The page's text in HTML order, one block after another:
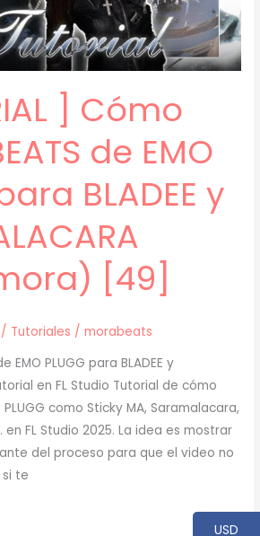
] Cómo
de EMO
BLADEE y
[49]
/ Tutoriales /morabeats
PLUGG para BLADEE y
en FL Studio Tutorial de cómo
como Sticky MA, Saramalacara,
en FL Studio 2025. La idea es mostrar
del proceso para que el video no
te
USD